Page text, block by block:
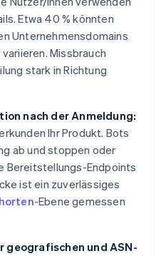
Etwa 40 % könnten
Unternehmensdomains
Missbrauch
stark in Richtung
nach der Anmeldung:
Ihr Produkt. Bots
ab und stoppen oder
Endpoints
ist ein zuverlässiges
-Ebene gemessen
geografischen und ASN-